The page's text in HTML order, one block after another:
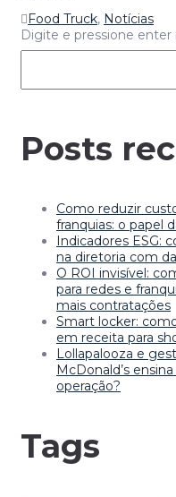
Food Truck, Notícias
Digite e pressione enter
Posts
Como reduzir
franquias: o papel
Indicadores ESG:
na diretoria com
O ROI invisível:
para redes e
mais contratações
Smart locker:
em receita para
Lollapalooza e
McDonald’s
operação?
Tags